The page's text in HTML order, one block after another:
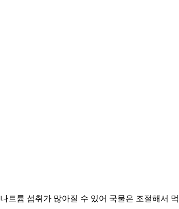
나트륨 섭취가 많아질 수 있어 국물은 조절해서